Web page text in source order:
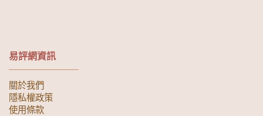
易評網資訊
關於我們
隱私權政策
使用條款